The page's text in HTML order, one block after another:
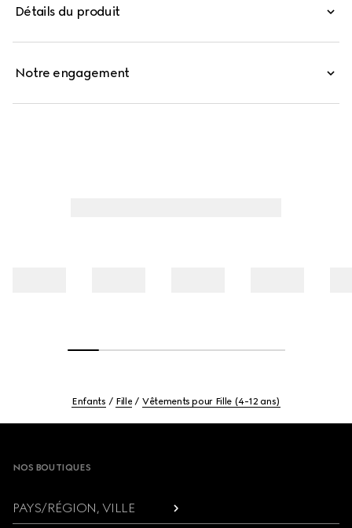
gros grain.
Détails du produit
Notre engagement
Enfants Fille Vêtements pour Fille (4-12 ans)
NOS BOUTIQUES
PAYS/RÉGION, VILLE